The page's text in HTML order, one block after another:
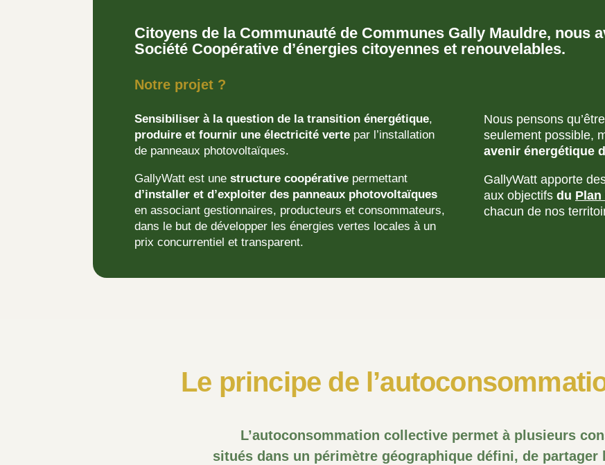
Citoyens de la Communauté de Communes Gally Mauldre, nous
Société Coopérative d’énergies citoyennes et renouvelables.
Notre projet ?
Sensibiliser à la question de la transition énergétique,
produire et fournir une électricité verte par l’installation
de panneaux photovoltaïques.
GallyWatt est une structure coopérative permettant
d’installer et d’exploiter des panneaux photovoltaïques
en associant gestionnaires, producteurs et consommateurs,
dans le but de développer les énergies vertes locales à un
prix concurrentiel et transparent.
Nous pensons
seulement possible,
avenir énergétique
GallyWatt apporte
aux objectifsdu
chacun de nos
Le principe de
L’autoconsommation collective permet à plusieurs
situés dans un périmètre géographique défini, de partager